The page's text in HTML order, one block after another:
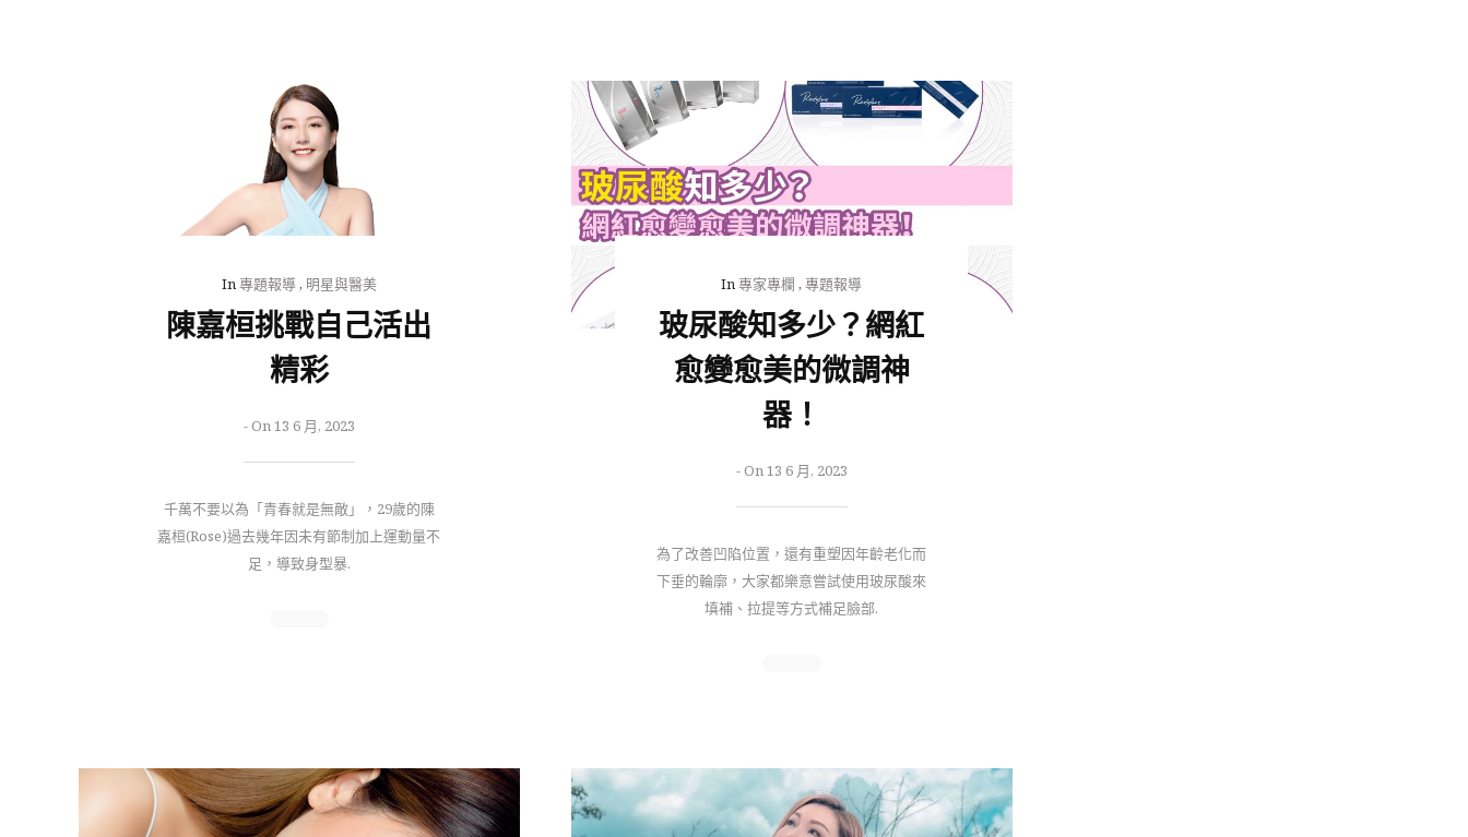
In專題報導, 明星與醫美
陳嘉桓挑戰自己活出
精彩
-On 13 6 月, 2023
千萬不要以為「青春就是無敵」，29歲的陳
嘉桓(Rose)過去幾年因未有節制加上運動量不
足，導致身型暴.
In專家專欄 ,專題報導
玻尿酸知多少？網紅
愈變愈美的微調神
器！
-On 13 6 月, 2023
為了改善凹陷位置，還有重塑因年齡老化而
下垂的輪廓，大家都樂意嘗試使用玻尿酸來
填補、拉提等方式補足臉部.